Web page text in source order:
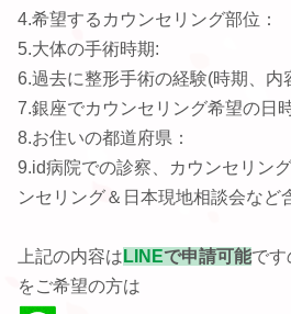
4.希望するカウンセリング部位：
5.大体の手術時期:
6.過去に整形手術の経験(時期、内
7.銀座でカウンセリング希望の日
8.お住いの都道府県：
9.id病院での診察、カウンセリン
ンセリング＆日本現地相談会など
上記の内容は LINEで申請可能です
をご希望の方は